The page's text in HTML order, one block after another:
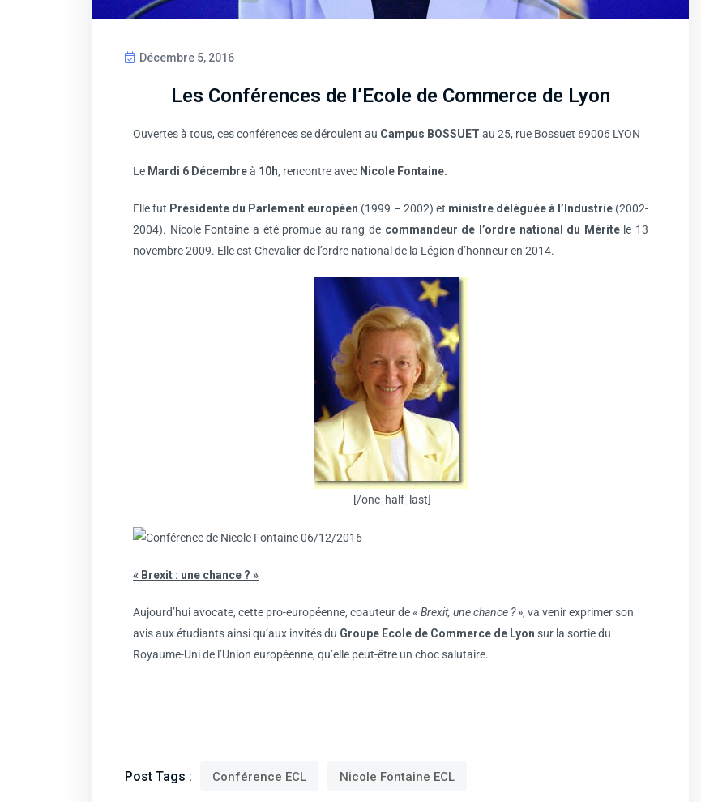
Décembre 5, 2016
Les Conférences de l’Ecole de Commerce de Lyon
Ouvertes à tous, ces conférences se déroulent au Campus BOSSUET au 25, rue Bossuet 69006 LYON
Le Mardi 6 Décembreà 10h, rencontre avec Nicole Fontaine.
Elle fut Présidente du Parlement européen (1999 – 2002) et ministre déléguée à l’Industrie (2002-
2004). Nicole Fontaine a été promue au rang de commandeur de l’ordre national du Méritele 13
novembre 2009. Elle est Chevalier de l’ordre national de la Légion d’honneur en 2014.
[/one_half_last]
« Brexit : une chance ? »
Aujourd’hui avocate, cette pro-européenne, coauteur de « Brexit, une chance ? », va venir exprimer son
avis aux étudiants ainsi qu’aux invités du Groupe Ecole de Commerce de Lyon sur la sortie du
Royaume-Uni de l’Union européenne, qu’elle peut-être un choc salutaire.
Post Tags : Conférence ECL Nicole Fontaine ECL